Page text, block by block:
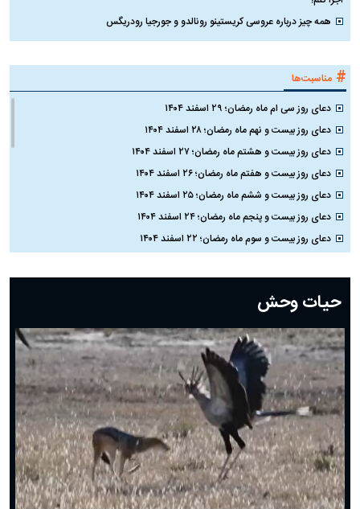
همه چیز درباره عروسی کریستینو رونالدو و جورجیا رودریگس
# مناسبت‌ها
دعای روز سی ام ماه رمضان؛ ۲۹ اسفند ۱۴۰۴
دعای روز بیست و نهم ماه رمضان؛ ۲۸ اسفند ۱۴۰۴
دعای روز بیست و هشتم ماه رمضان؛ ۲۷ اسفند ۱۴۰۴
دعای روز بیست و هفتم ماه رمضان؛ ۲۶ اسفند ۱۴۰۴
دعای روز بیست و ششم ماه رمضان؛ ۲۵ اسفند ۱۴۰۴
دعای روز بیست و پنجم ماه رمضان؛ ۲۴ اسفند ۱۴۰۴
دعای روز بیست و سوم ماه رمضان؛ ۲۲ اسفند ۱۴۰۴
دعای روز بیستم ماه رمضان؛ ۱۹ اسفند ۱۴۰۴
دعای روز هشتم ماه مبارک رمضان؛ ۷ اسفند ماه ۱۴۰۴
دعای روز هفتم ماه رمضان؛ ۶ اسفند ۱۴۰۴
دعای روز ششم ماه رمضان؛ ۵ اسفند ۱۴۰۴
دعای روز پنجم ماه رمضان؛ ۴ اسفند ۱۴۰۴
دعای روز چهارم ماه مبارک رمضان؛ ۳ اسفند ۱۴۰۴
دعای روز سوم ماه مبارک رمضان؛ ۱۴ اسفند ۱۴۰۴
دعای روز دوم ماه مبارک رمضان ۱ اسفند ماه ۱۴۰۴
دعای روز اول ماه مبارک رمضان، ۳۰ بهمن ۱۴۰۴
حضرت زینب(س) چگونه از دنیا رفت؟
بهترین پیامک تبریک روز پدر ۱۴۰۴؛ جملات زیبا و صمیمانه
حیات وحش